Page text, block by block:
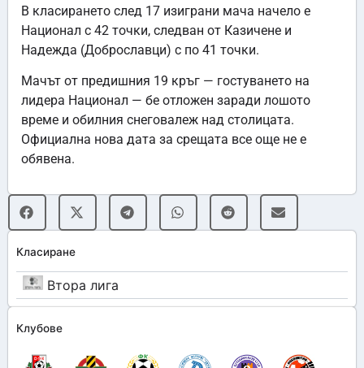
Класиране
Втора лига
Клубове
В класирането след 17 изиграни мача начело е
Национал с 42 точки, следван от Казичене и
Надежда (Доброславци) с по 41 точки.
Мачът от предишния 19 кръг — гостуването на
лидера Национал — бе отложен заради лошото
време и обилния снеговалеж над столицата.
Официална нова дата за срещата все още не е
обявена.